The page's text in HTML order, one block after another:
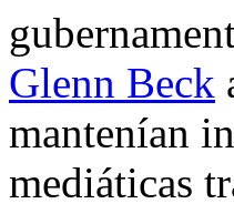
Glenn Beck
mantenían
mediáticas